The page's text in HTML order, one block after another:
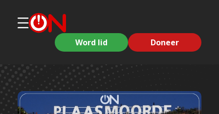
Word lid Doneer